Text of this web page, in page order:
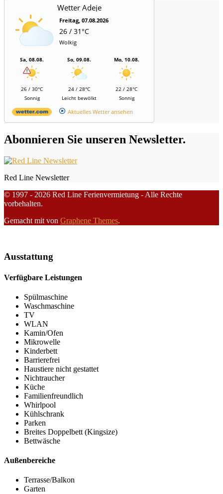
Wetter Adeje
Freitag, 07.08.2026
26 / 31°C
Wolkig
Sa, 08.08.
26 / 30°C
Sonnig
So, 09.08.
24 / 28°C
Leicht bewölkt
Mo, 10.08.
22 / 28°C
Sonnig
Aktuelles Wetter ansehen
Abonnieren Sie unseren Newsletter.
Red Line Newsletter
© 1997 - 2026 Red Line Ferienvermietung - Alle Rechte
vorbehalten.
Gemacht mit von Graphene Themes.
Ausstattung
Verfügbare Leistungen
Spülmaschine
Waschmaschine
TV
WLAN
Kamin/Ofen
Mikrowelle
Kinderbett
Barrierefrei
Haustiere nicht gestattet
Nichtraucher
Küche
Familienfreundlich
Whirlpool
Kühlschrank
Parken
Breites Doppelbett (Kingsize)
Bettwäsche
Außenbereiche
Terrasse/Balkon
Garten